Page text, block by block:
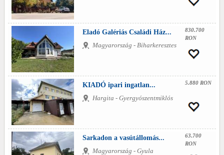
Eladó Galériás Családi Ház...
Magyarország - Biharkeresztes
830.700
RON
KIADÓ ipari ingatlan...
Hargita - Gyergyószentmiklós
5.880 RON
Sarkadon a vasútállomás...
Magyarország - Gyula
63.700
RON